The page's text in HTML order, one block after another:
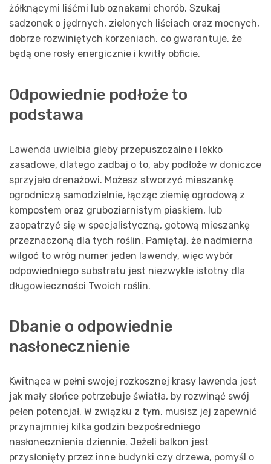
żółknącymi liśćmi lub oznakami chorób. Szukaj
sadzonek o jędrnych, zielonych liściach oraz mocnych,
dobrze rozwiniętych korzeniach, co gwarantuje, że
będą one rosły energicznie i kwitły obficie.
Odpowiednie podłoże to
podstawa
Lawenda uwielbia gleby przepuszczalne i lekko
zasadowe, dlatego zadbaj o to, aby podłoże w doniczce
sprzyjało drenażowi. Możesz stworzyć mieszankę
ogrodniczą samodzielnie, łącząc ziemię ogrodową z
kompostem oraz gruboziarnistym piaskiem, lub
zaopatrzyć się w specjalistyczną, gotową mieszankę
przeznaczoną dla tych roślin. Pamiętaj, że nadmierna
wilgoć to wróg numer jeden lawendy, więc wybór
odpowiedniego substratu jest niezwykle istotny dla
długowieczności Twoich roślin.
Dbanie o odpowiednie
nasłonecznienie
Kwitnąca w pełni swojej rozkosznej krasy lawenda jest
jak mały słońce potrzebuje światła, by rozwinąć swój
pełen potencjał. W związku z tym, musisz jej zapewnić
przynajmniej kilka godzin bezpośredniego
nasłonecznienia dziennie. Jeżeli balkon jest
przysłonięty przez inne budynki czy drzewa, pomyśl o